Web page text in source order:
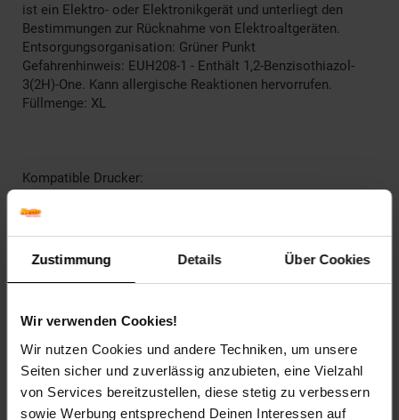
Zustimmung Details Über Cookies
Wir verwenden Cookies!
Wir nutzen Cookies und andere Techniken, um unsere
Seiten sicher und zuverlässig anzubieten, eine Vielzahl
von Services bereitzustellen, diese stetig zu verbessern
sowie Werbung entsprechend Deinen Interessen auf
ist ein Elektro- oder Elektronikgerät und unterliegt den
Bestimmungen zur Rücknahme von Elektroaltgeräten.
Entsorgungsorganisation: Grüner Punkt
Gefahrenhinweis: EUH208-1 - Enthält 1,2-Benzisothiazol-
3(2H)-One. Kann allergische Reaktionen hervorrufen.
Füllmenge: XL
Kompatible Drucker:
HP OfficeJet 4500 - G 510 g,
HP OfficeJet 4500 - G510a,
HP OfficeJet 4500 Series,
HP OfficeJet 4500 Wireless,
HP OfficeJet J 4535,
HP OfficeJet J 4540,
HP OfficeJet J 4545,
HP OfficeJet J 4580,